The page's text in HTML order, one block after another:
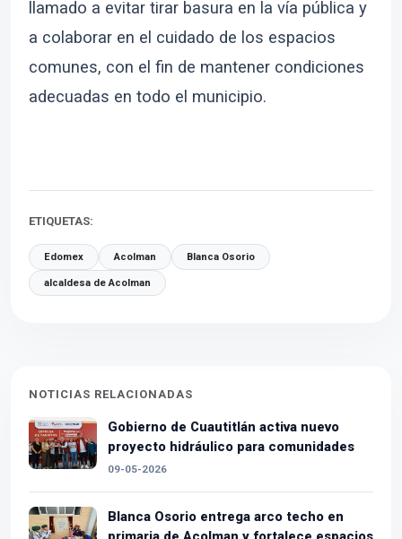
llamado a evitar tirar basura en la vía pública y
a colaborar en el cuidado de los espacios
comunes, con el fin de mantener condiciones
adecuadas en todo el municipio.
ETIQUETAS:
Edomex Acolman Blanca Osorio
alcaldesa de Acolman
NOTICIAS RELACIONADAS
Gobierno de Cuautitlán activa nuevo
proyecto hidráulico para comunidades
09-05-2026
Blanca Osorio entrega arco techo en